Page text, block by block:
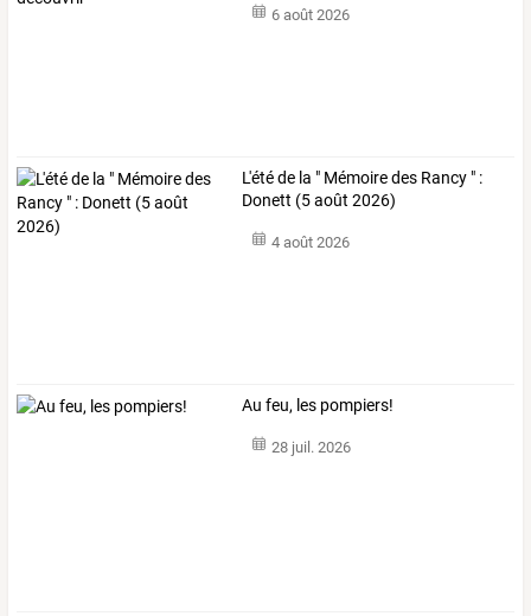
6 août 2026
L'été de la " Mémoire des Rancy " :
Donett (5 août 2026)
4 août 2026
Au feu, les pompiers!
28 juil. 2026